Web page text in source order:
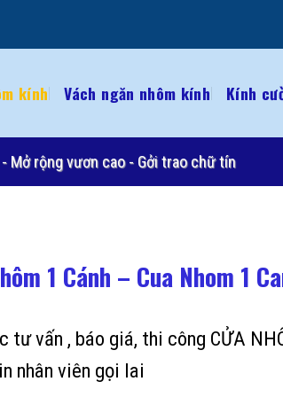
kính Vách ngăn nhôm kính Kính
Mở rộng vươn cao - Gởi trao chữ tín
1 Cánh – Cua Nhom 1
tư vấn , báo giá, thi công CỬA
nhân viên gọi lai